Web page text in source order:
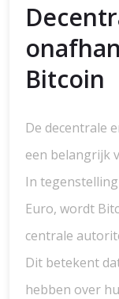
Bitcoin
De decentrale
een belangrijk
In
Euro, wordt
centrale
Dit betekent
hebben over